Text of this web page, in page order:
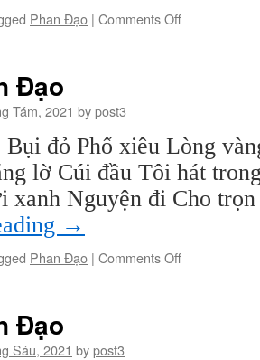
Phan Đạo | Comments Offon
Đạo
Tám, 2021 bypost3
đỏ Phố xiêu Lòng
lờ Cúi đầu Tôi hát
xanh Nguyện đi Cho
→
Phan Đạo | Comments Offon
Đạo
Sáu, 2021 bypost3